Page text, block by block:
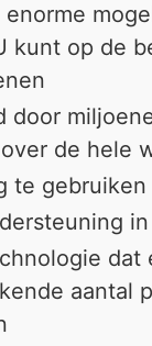
kunt op de
door
de hele
te
dat
aantal